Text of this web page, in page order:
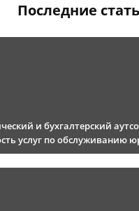
Последние
и бухгалтерский
услуг по обслуживанию